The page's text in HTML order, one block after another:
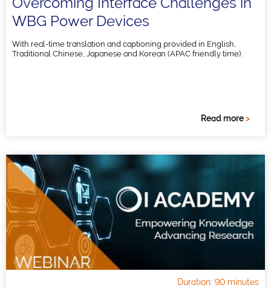
WBG Power Devices
With real-time translation and captioning provided in English,
Traditional Chinese, Japanese and Korean (APAC friendly time).
Read more>
Duration: 90 minutes